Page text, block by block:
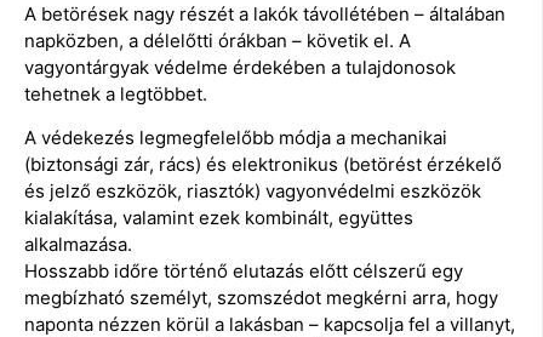
A betörések nagy részét a lakók távollétében – általában
napközben, a délelőtti órákban – követik el. A
vagyontárgyak védelme érdekében a tulajdonosok
tehetnek a legtöbbet.
A védekezés legmegfelelőbb módja a mechanikai
(biztonsági zár, rács) és elektronikus (betörést érzékelő
és jelző eszközök, riasztók) vagyonvédelmi eszközök
kialakítása, valamint ezek kombinált, együttes
alkalmazása.
Hosszabb időre történő elutazás előtt célszerű egy
megbízható személyt, szomszédot megkérni arra, hogy
naponta nézzen körül a lakásban – kapcsolja fel a villanyt,